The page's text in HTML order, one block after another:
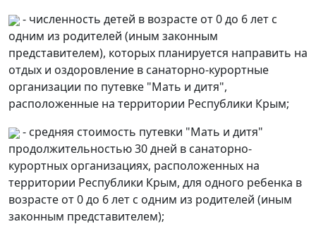
- численность детей в возрасте от 0 до 6 лет с
одним из родителей (иным законным
представителем), которых планируется направить на
отдых и оздоровление в санаторно-курортные
организации по путевке "Мать и дитя",
расположенные на территории Республики Крым;
- средняя стоимость путевки "Мать и дитя"
продолжительностью 30 дней в санаторно-
курортных организациях, расположенных на
территории Республики Крым, для одного ребенка в
возрасте от 0 до 6 лет с одним из родителей (иным
законным представителем);